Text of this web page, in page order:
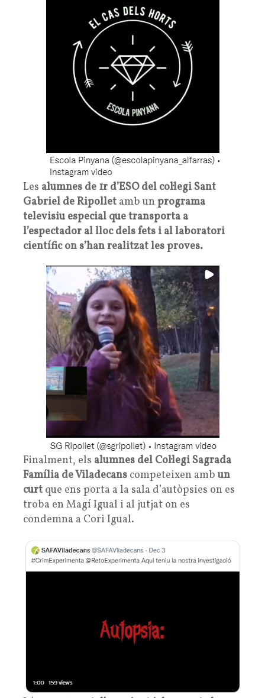
Les alumnes de 1r d’ESO del col·legi Sant
Gabriel de Ripollet amb un programa
televisiu especial que transporta a
l’espectador al lloc dels fets i al laboratori
científic on s’han realitzat les proves.
Finalment, els alumnes del Col·legi Sagrada
Família de Viladecans competeixen ambun
curt que ens porta a la sala d’autòpsies on es
troba en Magí Igual i al jutjat on es
condemna a Cori Igual.